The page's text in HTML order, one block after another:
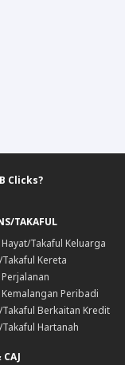
Clicks?
TAKAFUL
Takaful Keluarga
Kereta
Peribadi
Berkaitan Kredit
Hartanah
CAJ